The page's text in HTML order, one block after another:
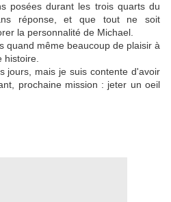
posées durant les trois quarts du
réponse, et que tout ne soit
la personnalité de Michael.
quand même beaucoup de plaisir à
histoire.
jours, mais je suis contente d'avoir
prochaine mission : jeter un oeil